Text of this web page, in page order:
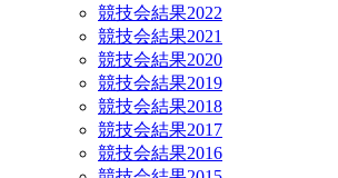
競技会結果2022
競技会結果2021
競技会結果2020
競技会結果2019
競技会結果2018
競技会結果2017
競技会結果2016